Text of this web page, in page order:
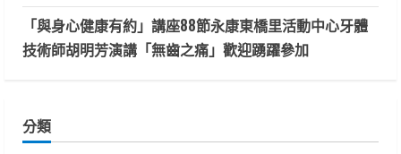
「與身心健康有約」講座88節永康東橋里活動中心牙體
技術師胡明芳演講「無齒之痛」歡迎踴躍參加
分類